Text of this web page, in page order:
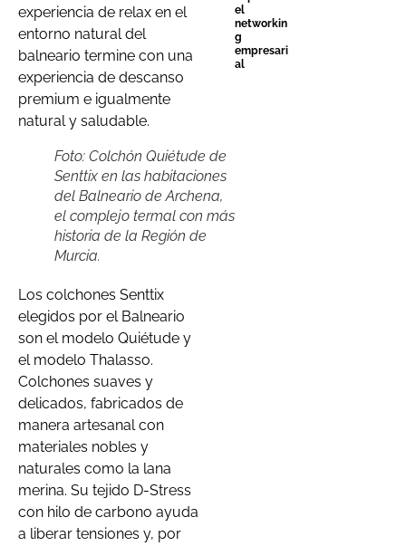
experiencia de relax en el
entorno natural del
balneario termine con una
experiencia de descanso
premium e igualmente
natural y saludable.
Foto: Colchón Quiétude de
Senttix en las habitaciones
del Balneario de Archena,
el complejo termal con más
historia de la Región de
Murcia.
Los colchones Senttix
elegidos por el Balneario
son el modelo Quiétude y
el modelo Thalasso.
Colchones suaves y
delicados, fabricados de
manera artesanal con
materiales nobles y
naturales como la lana
merina. Su tejido D-Stress
con hilo de carbono ayuda
a liberar tensiones y, por
el
networkin
g
empresari
al